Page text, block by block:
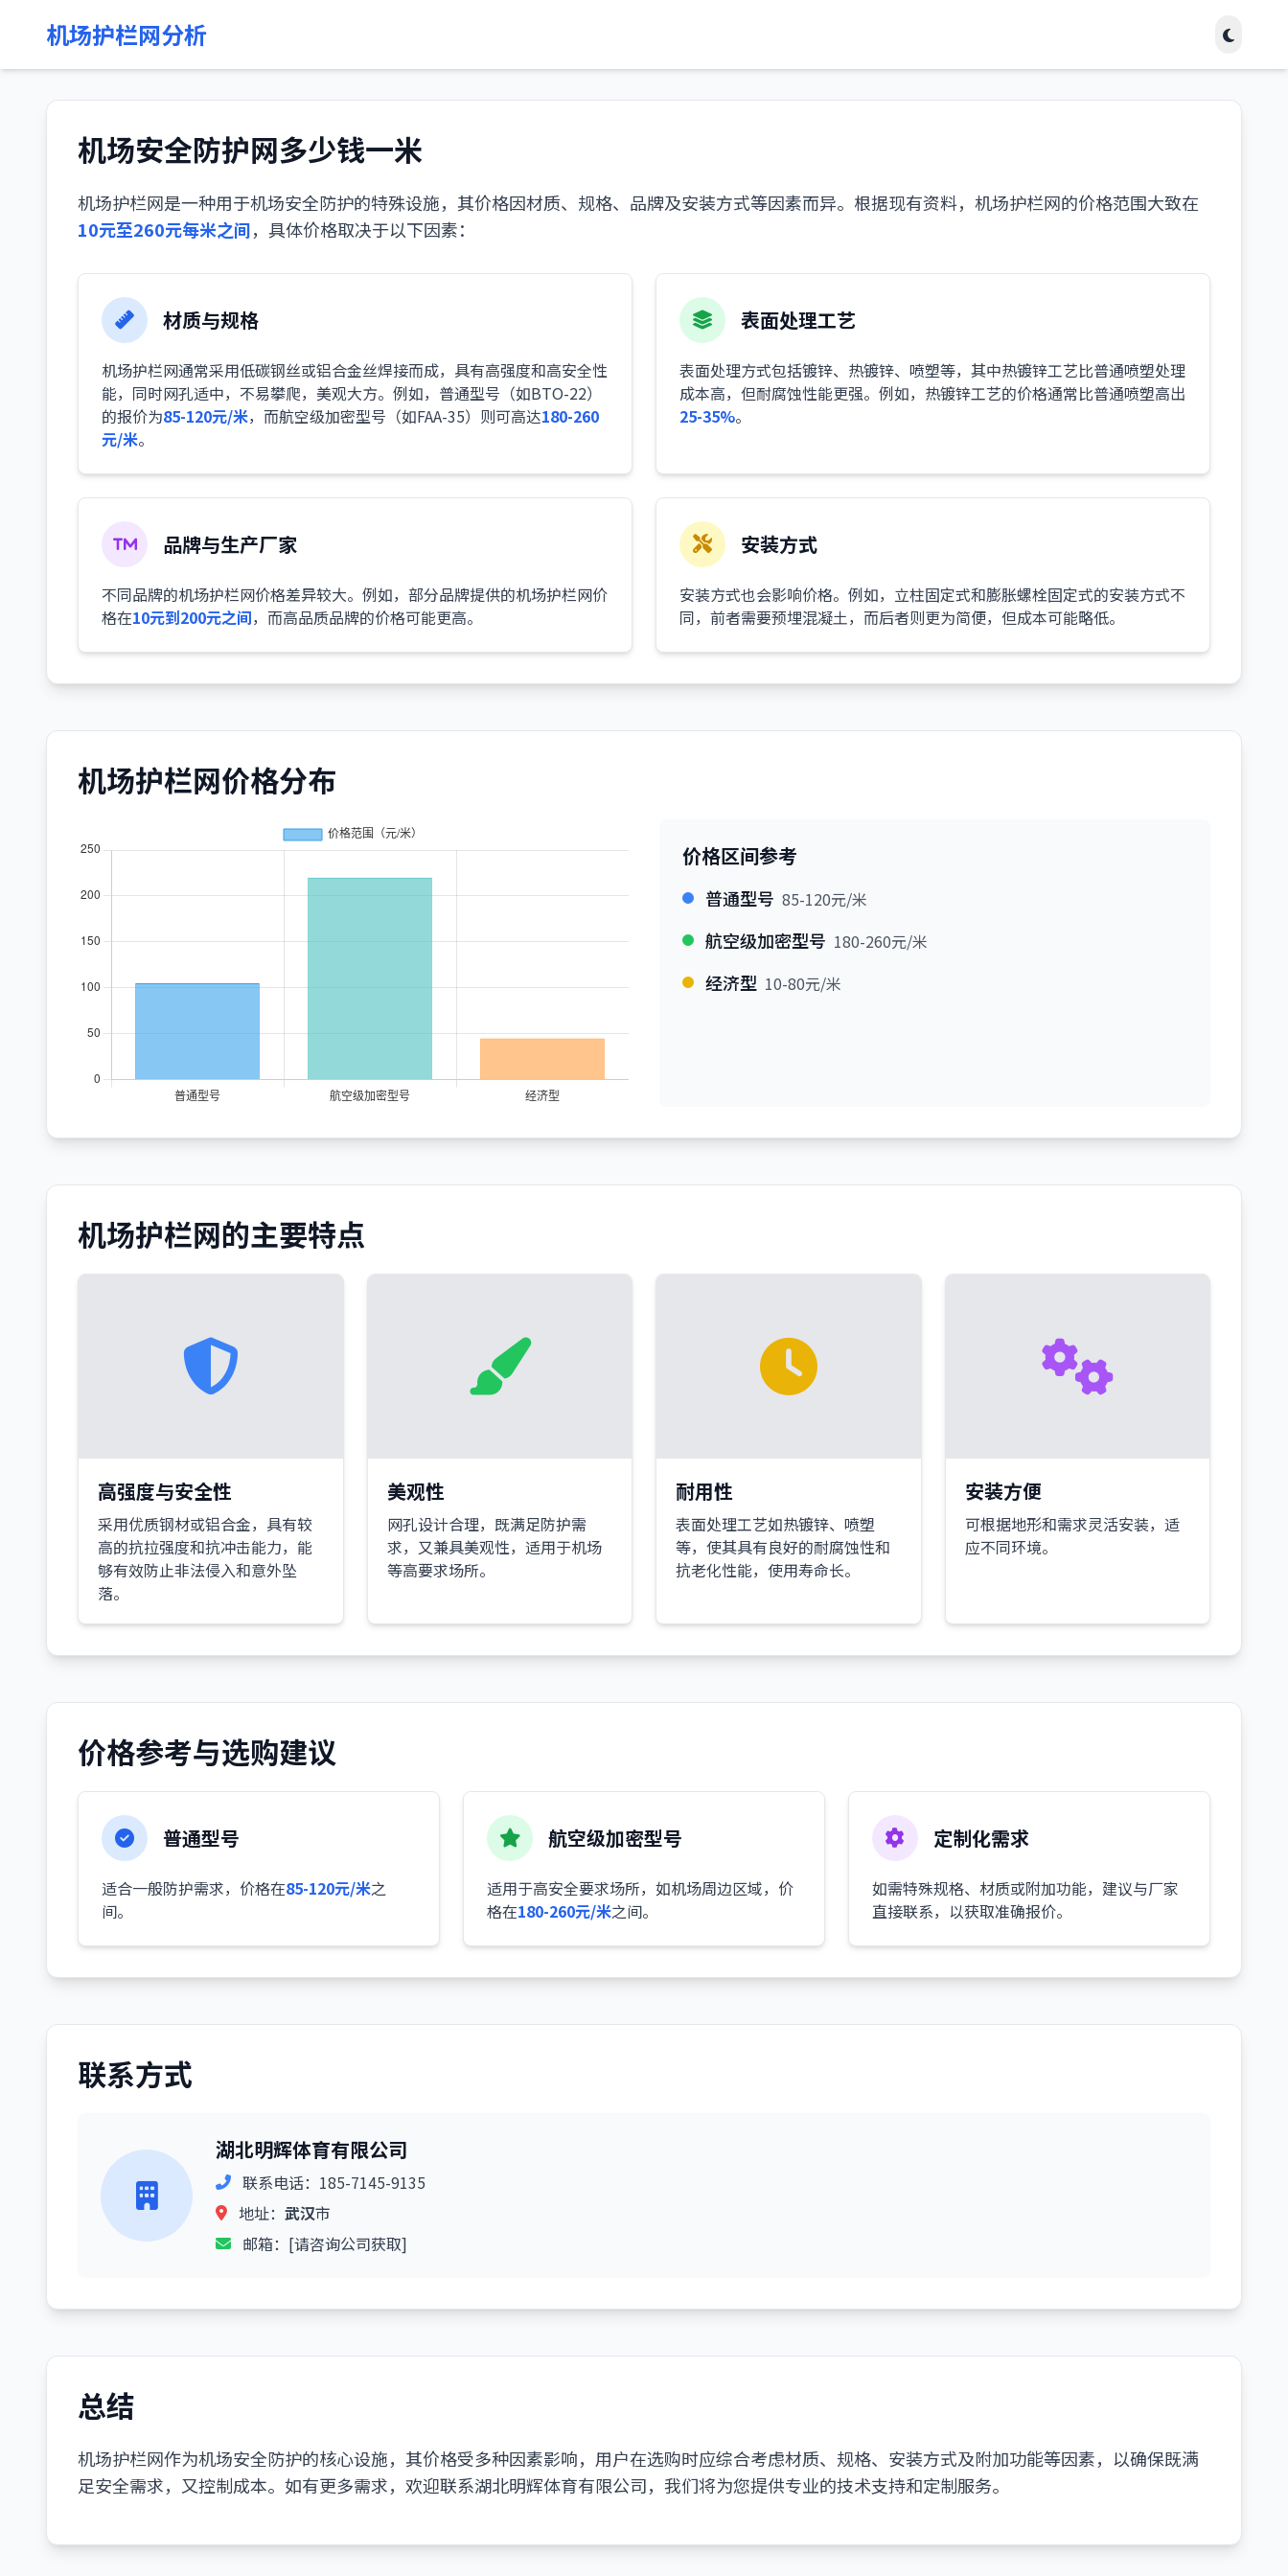
机场护栏网分析
机场安全防护网多少钱一米
机场护栏网是一种用于机场安全防护的特殊设施，其价格因材质、规格、品牌及安装方式等因素而异。根据现有资料，机场护栏网的价格范围大致在
10元至260元每米之间，具体价格取决于以下因素：
材质与规格
机场护栏网通常采用低碳钢丝或铝合金丝焊接而成，具有高强度和高安全性
能，同时网孔适中，不易攀爬，美观大方。例如，普通型号（如BTO-22）
的报价为85-120元/米，而航空级加密型号（如FAA-35）则可高达180-260
元/米。
表面处理工艺
表面处理方式包括镀锌、热镀锌、喷塑等，其中热镀锌工艺比普通喷塑处理
成本高，但耐腐蚀性能更强。例如，热镀锌工艺的价格通常比普通喷塑高出
25-35%。
品牌与生产厂家
不同品牌的机场护栏网价格差异较大。例如，部分品牌提供的机场护栏网价
格在10元到200元之间，而高品质品牌的价格可能更高。
安装方式
安装方式也会影响价格。例如，立柱固定式和膨胀螺栓固定式的安装方式不
同，前者需要预埋混凝土，而后者则更为简便，但成本可能略低。
机场护栏网价格分布
价格区间参考
普通型号 85-120元/米
航空级加密型号 180-260元/米
经济型 10-80元/米
机场护栏网的主要特点
高强度与安全性
采用优质钢材或铝合金，具有较
高的抗拉强度和抗冲击能力，能
够有效防止非法侵入和意外坠
落。
美观性
网孔设计合理，既满足防护需
求，又兼具美观性，适用于机场
等高要求场所。
耐用性
表面处理工艺如热镀锌、喷塑
等，使其具有良好的耐腐蚀性和
抗老化性能，使用寿命长。
安装方便
可根据地形和需求灵活安装，适
应不同环境。
价格参考与选购建议
普通型号
适合一般防护需求，价格在85-120元/米之
间。
航空级加密型号
适用于高安全要求场所，如机场周边区域，价
格在180-260元/米之间。
定制化需求
如需特殊规格、材质或附加功能，建议与厂家
直接联系，以获取准确报价。
联系方式
湖北明辉体育有限公司
联系电话：185-7145-9135
地址： 武汉市
邮箱：[请咨询公司获取]
总结
机场护栏网作为机场安全防护的核心设施，其价格受多种因素影响，用户在选购时应综合考虑材质、规格、安装方式及附加功能等因素，以确保既满
足安全需求，又控制成本。如有更多需求，欢迎联系湖北明辉体育有限公司，我们将为您提供专业的技术支持和定制服务。